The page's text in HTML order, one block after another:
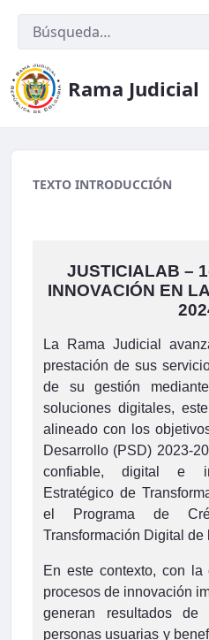
Rama Judicial
migracion2
TEXTO INTRODUCCIÓN
JUSTICIALAB –
INNOVACIÓN EN
La Rama Judicial
prestación de sus
de su gestión
soluciones digitales,
alineado con los
Desarrollo (PSD) 2023-
confiable, digital e
Estratégico de
el Programa de
Transformación Digital de
En este contexto, con
procesos de innovación
generan resultados
personas usuarias y